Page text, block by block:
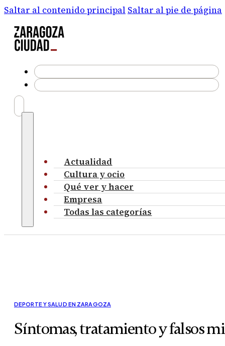
Saltar al contenido principal Saltar al pie de página
Actualidad
Cultura y ocio
Qué ver y hacer
Empresa
Todas las categorías
DEPORTE Y SALUD EN ZARAGOZA
Síntomas, tratamiento y falsos